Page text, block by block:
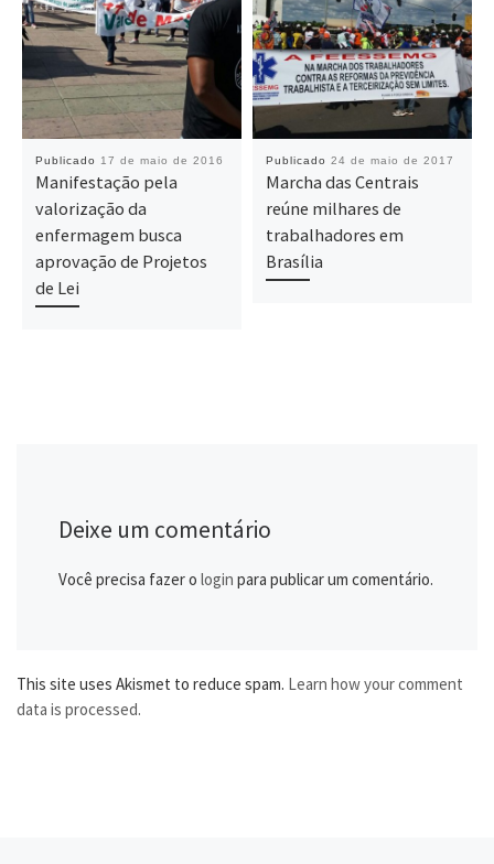
Publicado 17 de maio de 2016
Manifestação pela
valorização da
enfermagem busca
aprovação de Projetos
de Lei
Publicado 24 de maio de 2017
Marcha das Centrais
reúne milhares de
trabalhadores em
Brasília
Deixe um comentário
Você precisa fazer o login para publicar um comentário.
This site uses Akismet to reduce spam. Learn how your comment
data is processed.